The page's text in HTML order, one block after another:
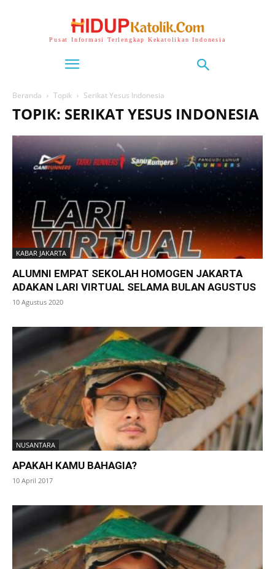
Pusat Informasi Terlengkap Kekatolikan Indonesia
Beranda Topik Serikat Yesus Indonesia
TOPIK: SERIKAT YESUS INDONESIA
KABAR JAKARTA
ALUMNI EMPAT SEKOLAH HOMOGEN JAKARTA
ADAKAN LARI VIRTUAL SELAMA BULAN AGUSTUS
10 Agustus 2020
NUSANTARA
APAKAH KAMU BAHAGIA?
10 April 2017